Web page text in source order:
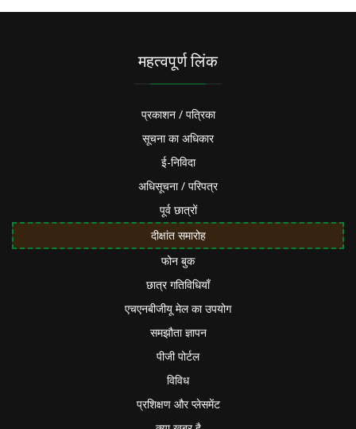
महत्वपूर्ण लिंक
प्रकाशन / पत्रिका
सूचना का अधिकार
ई-निविदा
अधिसूचना / परिपत्र
पूर्व छात्रों
दीक्षांत समारोह
फोन बुक
छात्र गतिविधियाँ
एचएनबीजीयू मेल का उपयोग
समझौता ज्ञापन
पीजी पोर्टल
विविध
प्रशिक्षण और प्लेसमेंट